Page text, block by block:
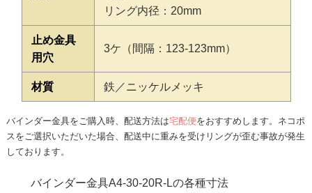
リング内径：20mm
止め金具
用穴
3ケ（間隔：123-123mm）
材質 鉄／ニッケルメッキ
バインダー金具をご購入時、配送方法は宅配便をおすすめします。ネコポ
スをご選択いただいた場合、配送中に重みを受けリングが歪む事故が発生
しております。
バインダー金具A4-30-20R-Lの各種寸法